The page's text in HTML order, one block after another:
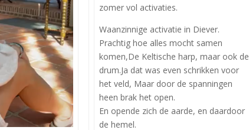
zomer vol activaties.
Waanzinnige activatie in Diever.
Prachtig hoe alles mocht samen
komen,De Keltische harp, maar ook de
drum.Ja dat was even schrikken voor
het veld, Maar door de spanningen
heen brak het open.
En opende zich de aarde, en daardoor
de hemel.